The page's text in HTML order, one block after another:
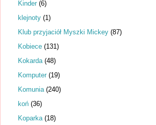
Kinder (6)
klejnoty (1)
Klub przyjaciół Myszki Mickey (87)
Kobiece (131)
Kokarda (48)
Komputer (19)
Komunia (240)
koń (36)
Koparka (18)